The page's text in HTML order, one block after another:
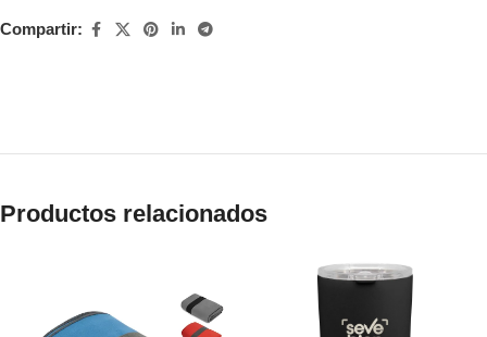
Compartir:
Productos relacionados